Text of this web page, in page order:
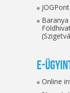
JOGPont
E-
Online